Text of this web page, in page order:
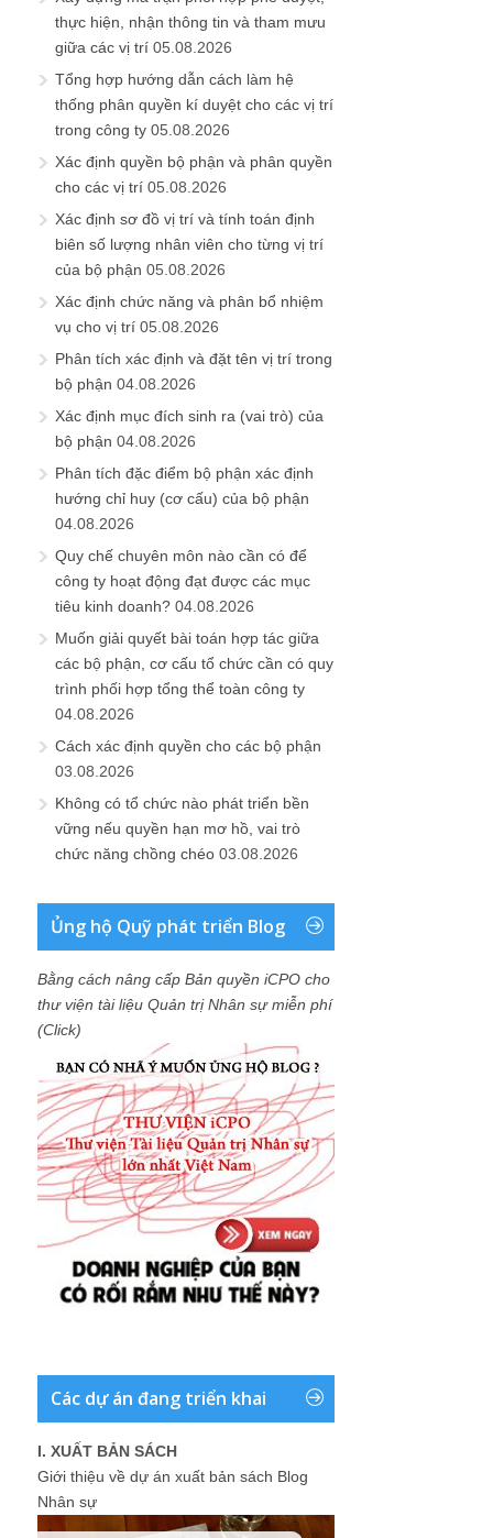
thực hiện, nhận thông tin và tham mưu
giữa các vị trí 05.08.2026
Tổng hợp hướng dẫn cách làm hệ
thống phân quyền kí duyệt cho các vị trí
trong công ty 05.08.2026
Xác định quyền bộ phận và phân quyền
cho các vị trí 05.08.2026
Xác định sơ đồ vị trí và tính toán định
biên số lượng nhân viên cho từng vị trí
của bộ phận 05.08.2026
Xác định chức năng và phân bổ nhiệm
vụ cho vị trí 05.08.2026
Phân tích xác định và đặt tên vị trí trong
bộ phận 04.08.2026
Xác định mục đích sinh ra (vai trò) của
bộ phận 04.08.2026
Phân tích đặc điểm bộ phận xác định
hướng chỉ huy (cơ cấu) của bộ phận
04.08.2026
Quy chế chuyên môn nào cần có để
công ty hoạt động đạt được các mục
tiêu kinh doanh? 04.08.2026
Muốn giải quyết bài toán hợp tác giữa
các bộ phận, cơ cấu tổ chức cần có quy
trình phối hợp tổng thể toàn công ty
04.08.2026
Cách xác định quyền cho các bộ phận
03.08.2026
Không có tổ chức nào phát triển bền
vững nếu quyền hạn mơ hồ, vai trò
chức năng chồng chéo 03.08.2026
Ủng hộ Quỹ phát triển Blog
Bằng cách nâng cấp Bản quyền iCPO cho
thư viện tài liệu Quản trị Nhân sự miễn phí
(Click)
Các dự án đang triển khai
I. XUẤT BẢN SÁCH
Giới thiệu về dự án xuất bản sách Blog
Nhân sự